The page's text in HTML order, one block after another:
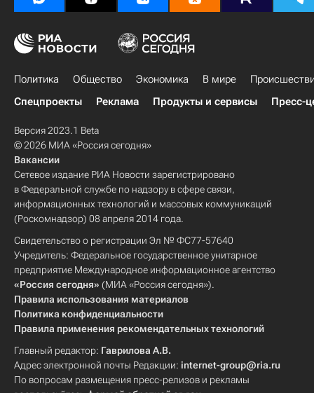
Политика Общество Экономика В мире
Спецпроекты
Реклама Продукты и сервисы Пресс-
Версия 2023.1 Beta
© 2026 МИА «Россия сегодня»
Вакансии
Сетевое издание РИА Новости зарегистрировано
в Федеральной службе по надзору в сфере связи,
информационных технологий и массовых коммуникаций
(Роскомнадзор) 08 апреля 2014 года.
Свидетельство о регистрации Эл № ФС77-57640
Учредитель: Федеральное государственное унитарное
предприятие Международное информационное агентство
«Россия сегодня» (МИА «Россия сегодня»).
Правила использования материалов
Политика конфиденциальности
Правила применения рекомендательных технологий
Главный редактор: Гаврилова А.В.
Адрес электронной почты Редакции: internet-group@ria.ru
По вопросам размещения пресс-релизов и рекламы